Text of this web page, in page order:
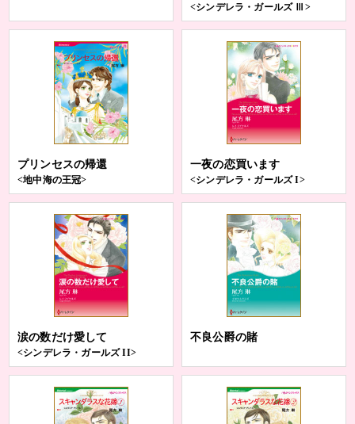
<シンデレラ・ガールズ Ⅲ>
プリンセスの帰還
<地中海の王冠>
一夜の恋買います
<シンデレラ・ガールズ I>
涙の数だけ愛して
<シンデレラ・ガールズ II>
不良公爵の賭